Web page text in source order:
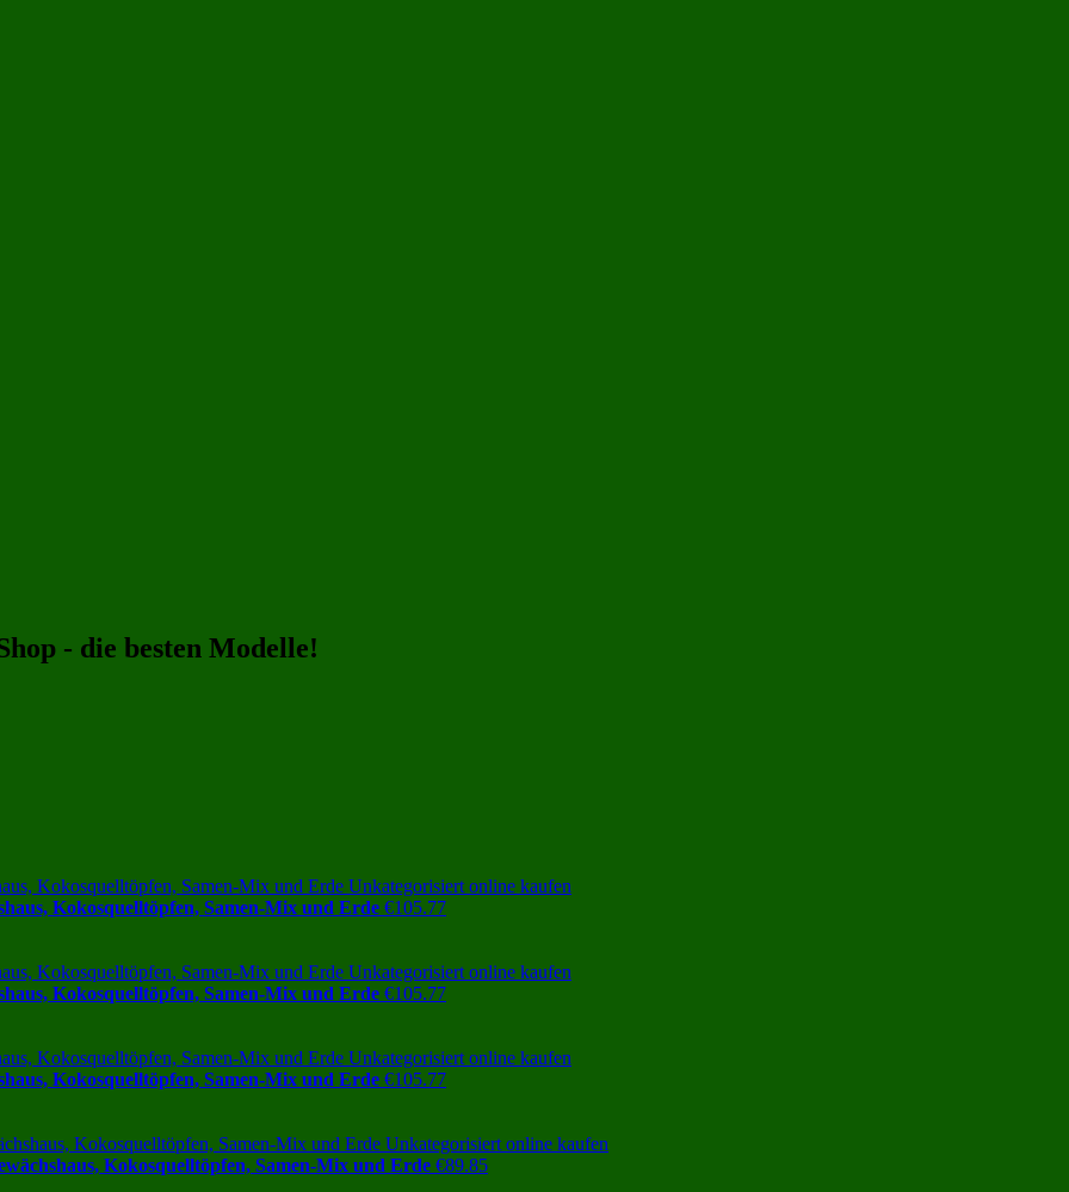
- die besten Modelle!
Kokosquelltöpfen, Samen-Mix und Erde €105.77
Kokosquelltöpfen, Samen-Mix und Erde €105.77
Kokosquelltöpfen, Samen-Mix und Erde €105.77
Kokosquelltöpfen, Samen-Mix und Erde €89.85